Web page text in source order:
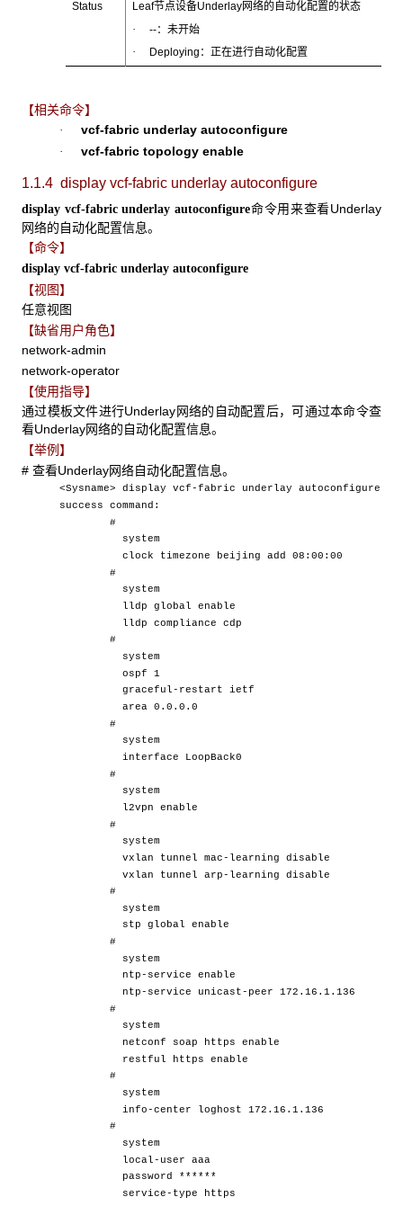
Status Leaf节点设备Underlay网络的自动化配置的状态
· --：未开始
· Deploying：正在进行自动化配置
【相关命令】
· vcf-fabric underlay autoconfigure
· vcf-fabric topology enable
1.1.4 display vcf-fabric underlay autoconfigure
display vcf-fabric underlay autoconfigure命令用来查看Underlay
网络的自动化配置信息。
【命令】
display vcf-fabric underlay autoconfigure
【视图】
任意视图
【缺省用户角色】
network-admin
network-operator
【使用指导】
通过模板文件进行Underlay网络的自动配置后，可通过本命令查
看Underlay网络的自动化配置信息。
【举例】
# 查看Underlay网络自动化配置信息。
<Sysname> display vcf-fabric underlay autoconfigure
success command:
#
system
clock timezone beijing add 08:00:00
#
system
lldp global enable
lldp compliance cdp
#
system
ospf 1
graceful-restart ietf
area 0.0.0.0
#
system
interface LoopBack0
#
system
l2vpn enable
#
system
vxlan tunnel mac-learning disable
vxlan tunnel arp-learning disable
#
system
stp global enable
#
system
ntp-service enable
ntp-service unicast-peer 172.16.1.136
#
system
netconf soap https enable
restful https enable
#
system
info-center loghost 172.16.1.136
#
system
local-user aaa
password ******
service-type https